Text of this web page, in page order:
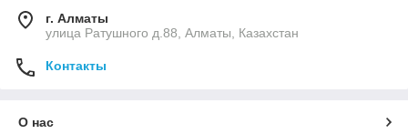
г. Алматы
улица Ратушного д.88, Алматы, Казахстан
Контакты
О нас